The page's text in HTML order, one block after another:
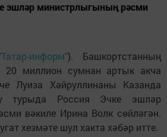
эшләр министрлыгының рәсми
информ"). Башкортстанның
20 миллион сумнан артык акча
Луиза Хәйруллинаны Казанда
турыда Россия Эчке эшләр
вәкиле Ирина Волк сөйләгән.
хезмәте шул хакта хәбәр итте.